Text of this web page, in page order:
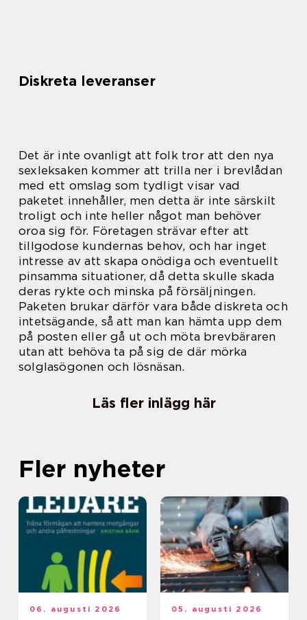
Diskreta leveranser
Det är inte ovanligt att folk tror att den nya
sexleksaken kommer att trilla ner i brevlådan
med ett omslag som tydligt visar vad
paketet innehåller, men detta är inte särskilt
troligt och inte heller något man behöver
oroa sig för. Företagen strävar efter att
tillgodose kundernas behov, och har inget
intresse av att skapa onödiga och eventuellt
pinsamma situationer, då detta skulle skada
deras rykte och minska på försäljningen.
Paketen brukar därför vara både diskreta och
intetsägande, så att man kan hämta upp dem
på posten eller gå ut och möta brevbäraren
utan att behöva ta på sig de där mörka
solglasögonen och lösnäsan.
Läs fler inlägg här
Fler nyheter
06. augusti 2026 05. augusti 2026